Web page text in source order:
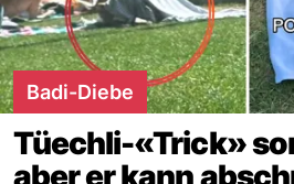
Badi-Diebe
Tüechli-«Trick»
aber er kann